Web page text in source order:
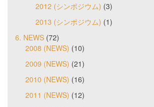
2012 (シンポジウム) (3)
2013 (シンポジウム) (1)
6. NEWS (72)
2008 (NEWS) (10)
2009 (NEWS) (21)
2010 (NEWS) (16)
2011 (NEWS) (12)